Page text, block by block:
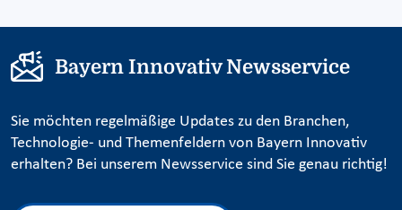
Bayern Innovativ Newsservice
Sie möchten regelmäßige Updates zu den Branchen,
Technologie- und Themenfeldern von Bayern Innovativ
erhalten? Bei unserem Newsservice sind Sie genau richtig!